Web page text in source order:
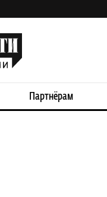
Партнёрам